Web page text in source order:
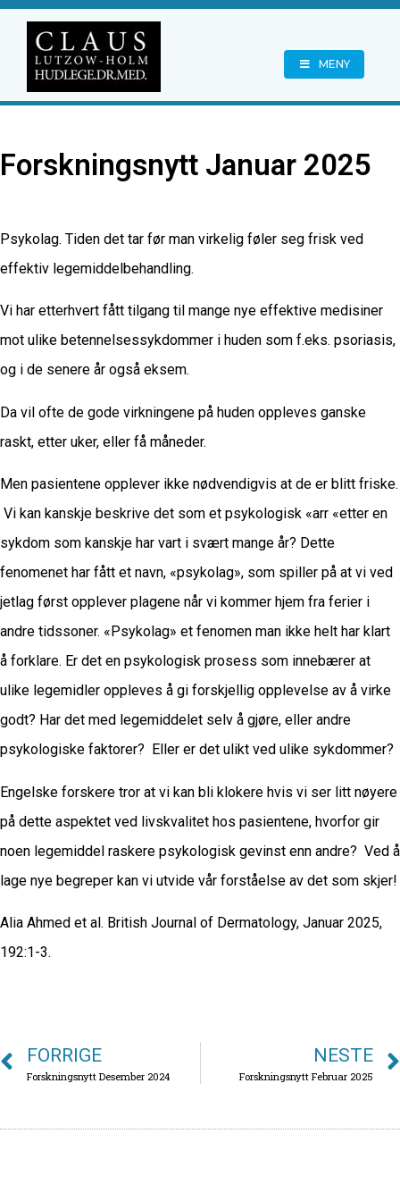
MENY
Forskningsnytt Januar 2025
Psykolag. Tiden det tar før man virkelig føler seg frisk ved
effektiv legemiddelbehandling.
Vi har etterhvert fått tilgang til mange nye effektive medisiner
mot ulike betennelsessykdommer i huden som f.eks. psoriasis,
og i de senere år også eksem.
Da vil ofte de gode virkningene på huden oppleves ganske
raskt, etter uker, eller få måneder.
Men pasientene opplever ikke nødvendigvis at de er blitt friske.
Vi kan kanskje beskrive det som et psykologisk «arr «etter en
sykdom som kanskje har vart i svært mange år? Dette
fenomenet har fått et navn, «psykolag», som spiller på at vi ved
jetlag først opplever plagene når vi kommer hjem fra ferier i
andre tidssoner. «Psykolag» et fenomen man ikke helt har klart
å forklare. Er det en psykologisk prosess som innebærer at
ulike legemidler oppleves å gi forskjellig opplevelse av å virke
godt? Har det med legemiddelet selv å gjøre, eller andre
psykologiske faktorer? Eller er det ulikt ved ulike sykdommer?
Engelske forskere tror at vi kan bli klokere hvis vi ser litt nøyere
på dette aspektet ved livskvalitet hos pasientene, hvorfor gir
noen legemiddel raskere psykologisk gevinst enn andre? Ved å
lage nye begreper kan vi utvide vår forståelse av det som skjer!
Alia Ahmed et al. British Journal of Dermatology, Januar 2025,
192:1-3.
FORRIGE
Forskningsnytt Desember 2024
NESTE
Forskningsnytt Februar 2025